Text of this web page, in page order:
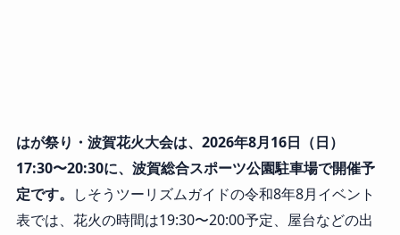
はが祭り・波賀花火大会は、2026年8月16日（日）
17:30〜20:30に、波賀総合スポーツ公園駐車場で開催予
定です。 しそうツーリズムガイドの令和8年8月イベント
表では、花火の時間は19:30〜20:00予定、屋台などの出